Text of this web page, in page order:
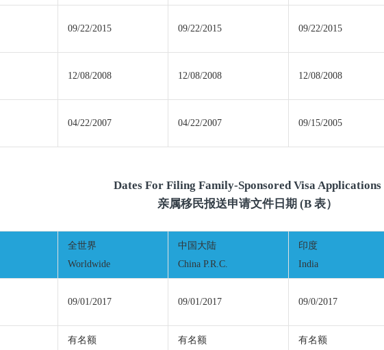
09/22/2015 09/22/2015 09/22/2015
12/08/2008 12/08/2008 12/08/2008
04/22/2007 04/22/2007 09/15/2005
Dates For Filing Family-Sponsored Visa Applications
亲属移民报送申请文件日期 (B 表）
全世界
Worldwide
中国大陆
China P.R.C.
印度
India
09/01/2017 09/01/2017 09/0/2017
有名额
有名额
有名额